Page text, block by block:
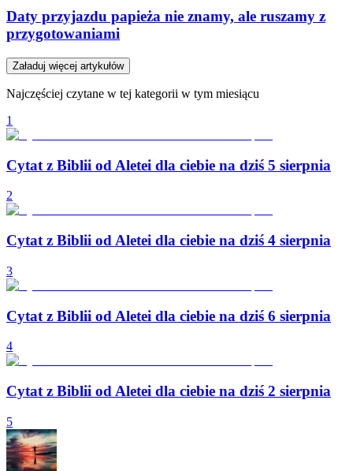
Daty przyjazdu papieża nie znamy, ale ruszamy z
przygotowaniami
Załaduj więcej artykułów
Najczęściej czytane w tej kategorii w tym miesiącu
1
Cytat z Biblii od Aletei dla ciebie na dziś 5 sierpnia
2
Cytat z Biblii od Aletei dla ciebie na dziś 4 sierpnia
3
Cytat z Biblii od Aletei dla ciebie na dziś 6 sierpnia
4
Cytat z Biblii od Aletei dla ciebie na dziś 2 sierpnia
5